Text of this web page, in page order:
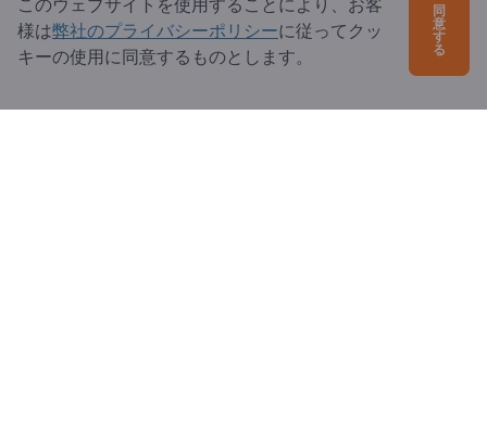
できます。
様は弊社のプライバシーポリシーに従ってクッ
キーの使用に同意するものとします。
同
意
す
る